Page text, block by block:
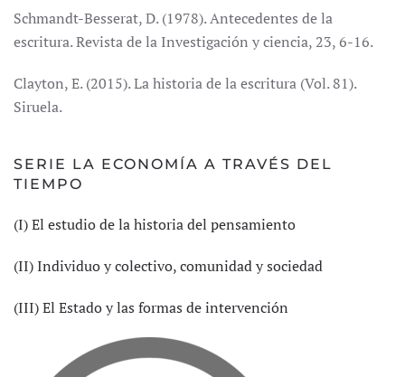
Schmandt-Besserat, D. (1978). Antecedentes de la
escritura. Revista de la Investigación y ciencia, 23, 6-16.
Clayton, E. (2015). La historia de la escritura (Vol. 81).
Siruela.
SERIE LA ECONOMÍA A TRAVÉS DEL
TIEMPO
(I) El estudio de la historia del pensamiento
(II) Individuo y colectivo, comunidad y sociedad
(III) El Estado y las formas de intervención